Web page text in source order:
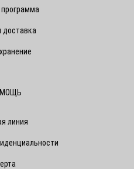
программа
доставка
линия